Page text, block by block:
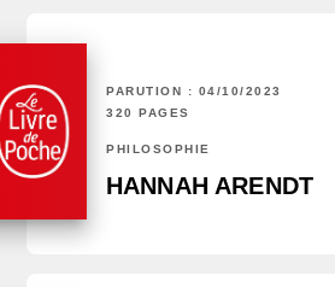
PARUTION : 04/10/2023
320 PAGES
PHILOSOPHIE
HANNAH ARENDT